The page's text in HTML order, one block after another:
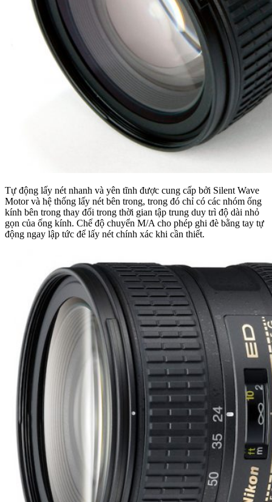
Tự động lấy nét nhanh và yên tĩnh được cung cấp bởi Silent Wave
Motor và hệ thống lấy nét bên trong, trong đó chỉ có các nhóm ống
kính bên trong thay đổi trong thời gian tập trung duy trì độ dài nhỏ
gọn của ống kính. Chế độ chuyển M/A cho phép ghi đè bằng tay tự
động ngay lập tức để lấy nét chính xác khi cần thiết.